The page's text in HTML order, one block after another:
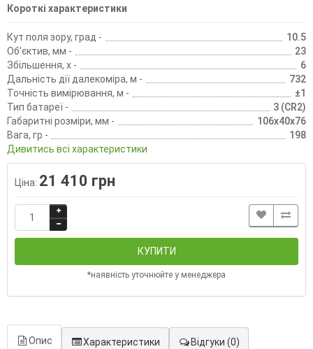
Короткі характеристики
Кут поля зору, град -
10.5
Об'єктив, мм -
23
Збільшення, х -
6
Дальність дії далекоміра, м -
732
Точність вимірювання, м -
±1
Тип батареї -
3 (CR2)
Габаритні розміри, мм -
106x40x76
Вага, гр -
198
Дивитись всі характеристики
Ціна: 21 410 грн
КУПИТИ
*наявність уточнюйте у менеджера
Опис Характеристики Відгуки (0)